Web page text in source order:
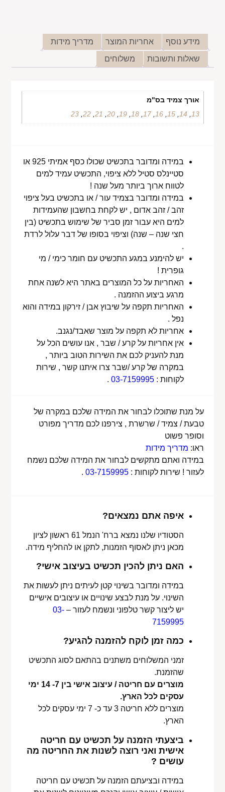
מידע נוסף אחריות המוצר
מדריך מידות
שאלות ותשובות
משלוחים
אורך צמיד בס"מ
13
,
14
,
15
,
16
,
17
,
18
,
19
,
20
,
21
,
22
,
23
במידה ומדובר בתכשיט שכולו כסף אמיתי 925 או
סטיינלס סטיל ללא ציפוי, התכשיט עמיד למים
לטווח ארוך ביותר מעל שנה !
במידה ומדובר בצמיד עור / או בתכשיט בעל ציפוי
זהב / זהב אדום , יש לקחת בחשבון שהעמידות
למים היא עבור זמן סביר של שימוש בתכשיט (בין
חצי שנה – שנה) וציפוי בסופו של דבר עלול לרדת
.
יש להימנע במגע התכשיט עם חומר כימי / מי
גופרית !
האחריות על כל המוצרים באתר היא לשנה אחת
מרגע ביצוע ההזמנה .
האחריות תקפה על שיבוץ אבן / זירקון במידה והוא
נפל .
אחריות לא תקפה על מוצר שאבד/נגנב.
אין אחריות על קרע / שבר , אנו עושים הכל על
מנת להעניק לכם את השירות הטוב ביותר ,
במקרה של קרע /שבר צרו איתנו קשר , שירות
לקוחות :03-7159995
.
על מנת שתוכלו לבחור את המידה שלכם במקרה של
טבעת / צמיד / שרשרת , צירפנו לכם מדריך מפורט
וסופר פשוט
ראו: מדריך מידות
במידה ואתם מתקשים לבחור את המידה שלכם נשמח
לעזור ! שירות לקוחות :03-7159995
.
איפה אתם נמצאים?
הסטודיו שלנו נמצא ברח' הנמל 61 ראשון לציון
מכאן ניתן לאסוף הזמנות, לתקן או להחליף מידה.
האם ניתן להכין תכשיט בעיצוב אישי?
במידה ומדובר בשינוי קטן לעיתים ניתן לעשות את
השינוי. על מנת לבצע שינויים או עיצובים אישיים
יש ליצור קשר טלפוני ונשמח לעזור –03-
7159995
כמה זמן לוקח להזמנה להגיע?
זמני המשלוחים משתנים בהתאם לסוג התכשיט
שהזמנת.
מוצרים עם חריטה / עיצוב אישי בין 7- 14 ימי
עסקים לכל הארץ.
מוצרים ללא חריטה 3 עד כ- 7 ימי עסקים לכל
הארץ.
ביצעתי הזמנה על תכשיט עם חריטה
אישית ואני רוצה לשנות את החריטה מה
עושים ?
במידה ובציעתם הזמנה על תכשיט עם חריטה